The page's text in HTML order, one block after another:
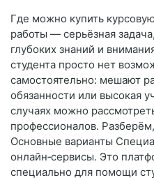
Где можно купить
работы — серьёзная
глубоких знаний и
студента просто нет
самостоятельно: мешают
обязанности или высокая
случаях можно
профессионалов.
Основные варианты
онлайн‑сервисы. Это
специально для помощи